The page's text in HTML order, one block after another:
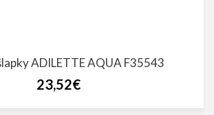
ADILETTE AQUA F35543
23,52€